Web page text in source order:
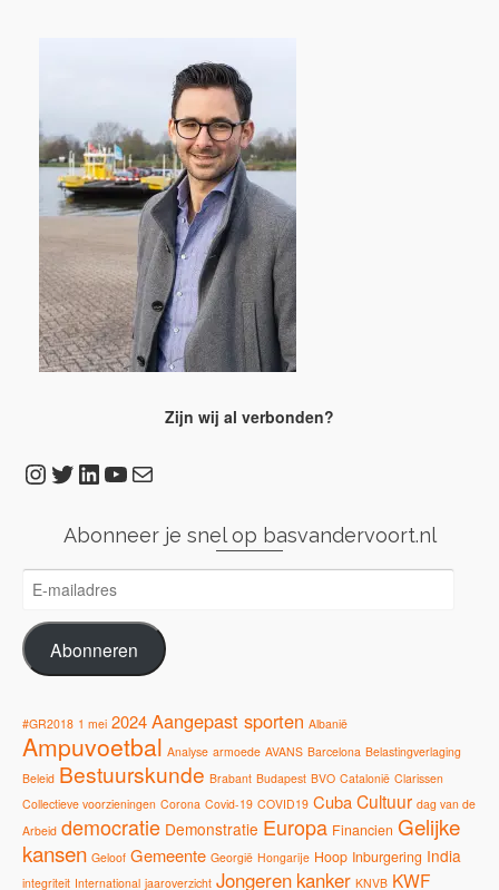
Zijn wij al verbonden?
Instagram
Twitter
LinkedIn
YouTube
E-mail
Abonneer je snel op basvandervoort.nl
E-
mailadres
Abonneren
#GR2018 1 mei 2024Aangepast sporten Albanië
Ampuvoetbal Analyse armoede AVANS Barcelona Belastingverlaging
Beleid Bestuurskunde Brabant Budapest BVO Catalonië Clarissen
Collectieve voorzieningen Corona Covid-19 COVID19 CubaCultuur dag van de
Arbeid democratie Demonstratie Europa Financien Gelijke
kansen Geloof Gemeente Georgië Hongarije Hoop Inburgering India
integriteit International jaaroverzicht Jongeren kanker KNVB KWF